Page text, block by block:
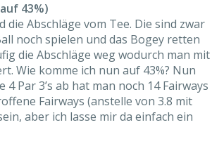
43%)
Abschläge vom Tee. Die sind zwar
noch spielen und das Bogey retten
die Abschläge weg wodurch man mit
Wie komme ich nun auf 43%? Nun
Par 3’s ab hat man noch 14 Fairways
Fairways (anstelle von 3.8 mit
aber ich lasse mir da einfach ein